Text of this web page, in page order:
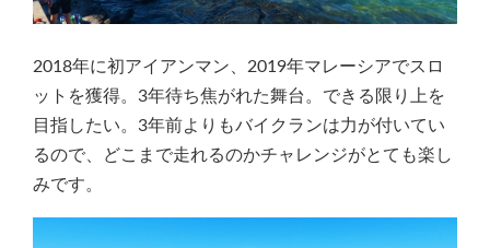
2018年に初アイアンマン、2019年マレーシアでスロ
ットを獲得。3年待ち焦がれた舞台。できる限り上を
目指したい。3年前よりもバイクランは力が付いてい
るので、どこまで走れるのかチャレンジがとても楽し
みです。